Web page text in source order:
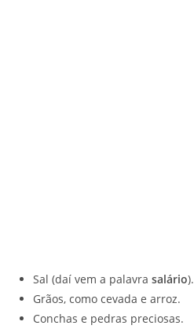
Sal (daí vem a palavrasalário).
Grãos, como cevada e arroz.
Conchas e pedras preciosas.